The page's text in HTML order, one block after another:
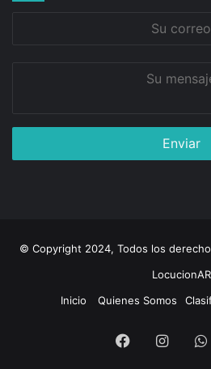
© Copyright 2024, Todos los
LocucionAR
Inicio
Quienes Somos
Facebook